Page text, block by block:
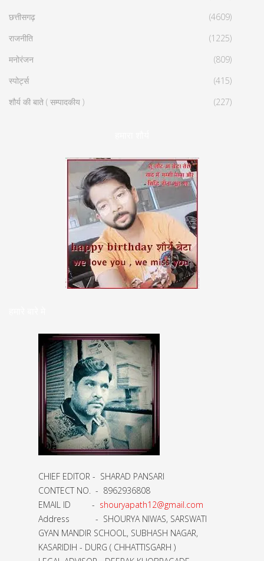
छत्तीसगढ़
(4609)
राजनीति
(1225)
मनोरंजन
(809)
स्पोर्ट्स
(415)
शौर्य की बाते ( सम्पादकीय )
(227)
CHIEF EDITOR - SHARAD PANSARI
CONTECT NO. - 8962936808
EMAIL ID - shouryapath12@gmail.com
Address - SHOURYA NIWAS, SARSWATI
GYAN MANDIR SCHOOL, SUBHASH NAGAR,
KASARIDIH - DURG ( CHHATTISGARH )